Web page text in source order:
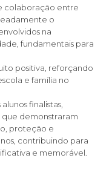
colaboração entre
o
na
fundamentais para
positiva, reforçando
e família no
finalistas,
demonstraram
proteção e
contribuindo para
e memorável.